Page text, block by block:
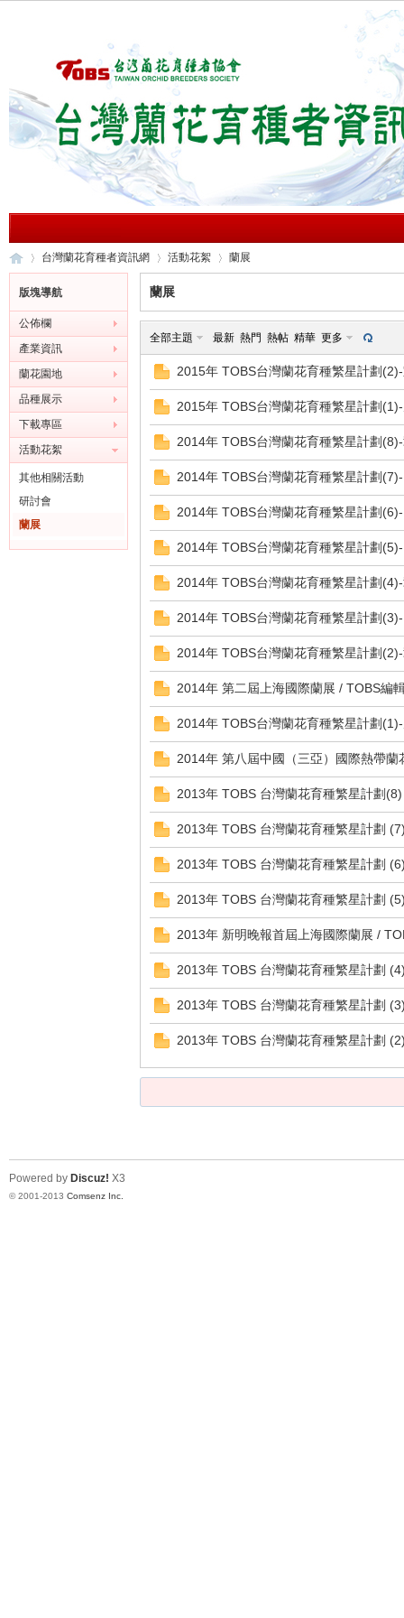
台 »
台灣蘭花育種者資訊網
›
活動花絮
›
蘭展
版塊導航
公佈欄
產業資訊
蘭花園地
品種展示
下載專區
活動花絮
其他相關活動
研討會
蘭展
蘭展
全部主題 最新 熱門 熱帖 精華 更多
2015年 TOBS台灣蘭花育種繁星計劃
2015年 TOBS台灣蘭花育種繁星計劃
2014年 TOBS台灣蘭花育種繁星計劃
2014年 TOBS台灣蘭花育種繁星計劃
2014年 TOBS台灣蘭花育種繁星計劃
2014年 TOBS台灣蘭花育種繁星計劃
2014年 TOBS台灣蘭花育種繁星計劃
2014年 TOBS台灣蘭花育種繁星計劃
2014年 TOBS台灣蘭花育種繁星計劃
2014年 第二屆上海國際蘭展 / TOBS編
2014年 TOBS台灣蘭花育種繁星計劃
2014年 第八屆中國（三亞）國際熱帶
2013年 TOBS 台灣蘭花育種繁星計劃
2013年 TOBS 台灣蘭花育種繁星計劃
2013年 TOBS 台灣蘭花育種繁星計劃
2013年 TOBS 台灣蘭花育種繁星計劃
2013年 新明晚報首屆上海國際蘭展 /
2013年 TOBS 台灣蘭花育種繁星計劃
2013年 TOBS 台灣蘭花育種繁星計劃
2013年 TOBS 台灣蘭花育種繁星計劃
Powered by Discuz! X3
© 2001-2013 Comsenz Inc.